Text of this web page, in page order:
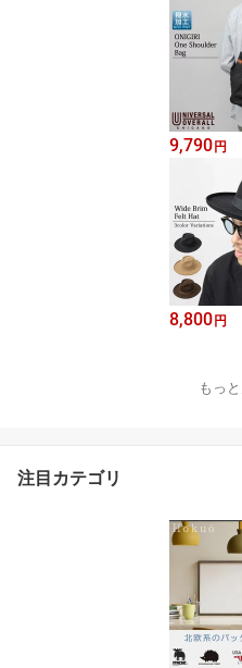
9,790円
8,800円
もっ
注目カテゴリ